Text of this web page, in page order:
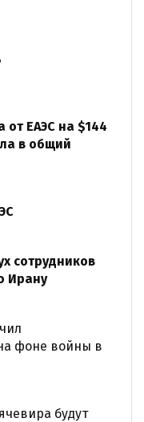
ЕАЭС на $144
в общий
сотрудников
Ирану
фоне войны в
будут